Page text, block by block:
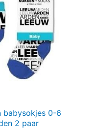
babysokjes 0-6
2 paar